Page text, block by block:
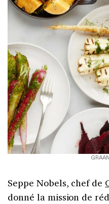
Seppe Nobels, chef de
donné la mission de